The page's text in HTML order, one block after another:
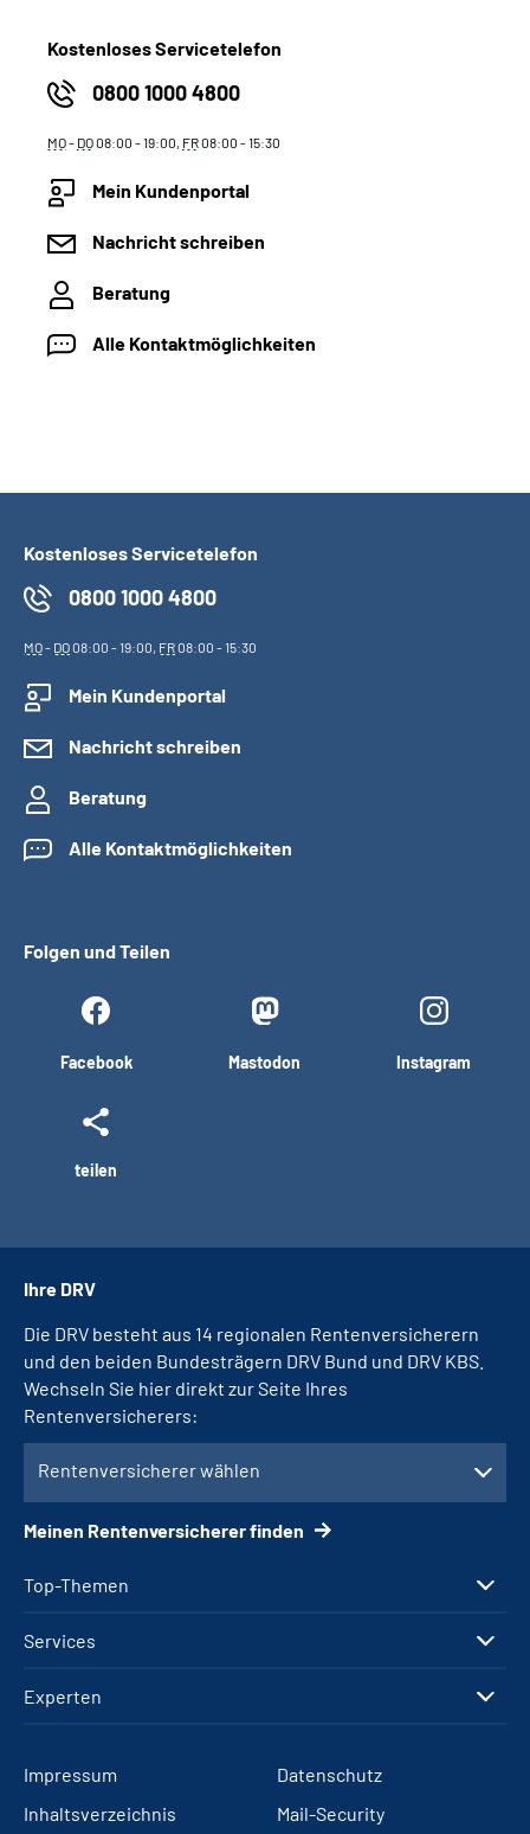
Kostenloses Servicetelefon
0800 1000 4800
MO- DO08:00 - 19:00, FR08:00 - 15:30
Mein Kundenportal
Nachricht schreiben
Beratung
Alle Kontaktmöglichkeiten
Kostenloses Servicetelefon
0800 1000 4800
MO- DO08:00 - 19:00, FR08:00 - 15:30
Mein Kundenportal
Nachricht schreiben
Beratung
Alle Kontaktmöglichkeiten
Folgen und Teilen
Facebook Mastodon Instagram
teilen
Top-Themen
Services
Experten
Ihre DRV
Die DRV besteht aus 14 regionalen Rentenversicherern
und den beiden Bundesträgern DRV Bund und DRV KBS.
Wechseln Sie hier direkt zur Seite Ihres
Rentenversicherers:
Rentenversicherer wählen
Meinen Rentenversicherer finden
Impressum
Datenschutz
Inhaltsverzeichnis
Mail-Security